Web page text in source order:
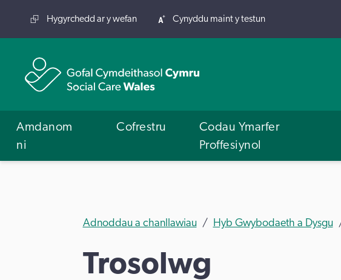
Hygyrchedd ar y wefan Cynyddu maint y testun
Amdanom
ni
Cofrestru
Codau Ymarfer
Proffesiynol
Adnoddau a chanllawiau Hyb Gwybodaeth a Dysgu
Trosolwg